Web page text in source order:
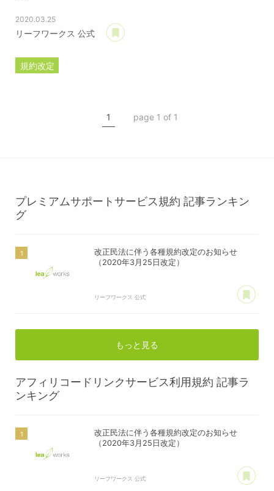
2020.03.25
リーフワークス 公式
規約改定
1 page 1 of 1
プレミアムサポートサービス規約 記事ランキン
グ
改正民法に伴う各種規約改定のお知らせ
（2020年3月25日改定）
リーフワークス 公式
もっと見る
アフィリコードリンクサービス利用規約 記事ラ
ンキング
改正民法に伴う各種規約改定のお知らせ
（2020年3月25日改定）
リーフワークス 公式